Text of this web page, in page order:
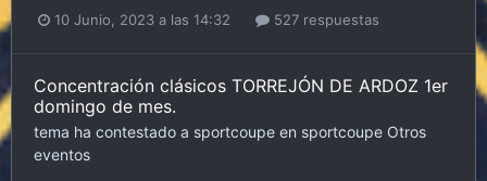
10 Junio, 2023 a las 14:32 527 respuestas
Concentración clásicos TORREJÓN DE ARDOZ 1er
domingo de mes.
tema ha contestado a sportcoupe en sportcoupe Otros
eventos